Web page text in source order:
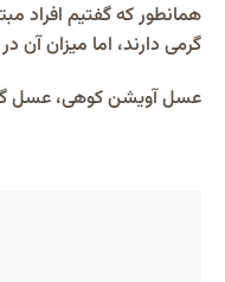
همانطور که گفتیم افراد
گرمی دارند، اما میزان
عسل آویشن کوهی، عسل